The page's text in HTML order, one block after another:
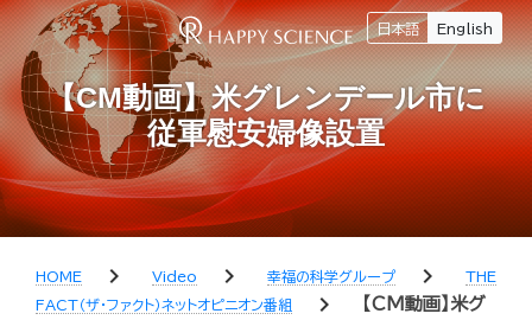
日本語 English
【CM動画】米グレンデール市に
従軍慰安婦像設置
HOME chevron_right Video chevron_right 幸福の科学グループ chevron_right
THE
FACT（ザ・ファクト）ネットオピニオン番組
chevron_right
【CM動画】米グ